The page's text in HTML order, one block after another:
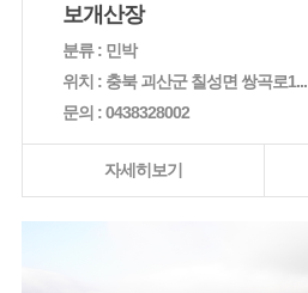
보개산장
분류 : 민박
위치 : 충북 괴산군 칠성면 쌍곡로1...
문의 : 0438328002
자세히보기